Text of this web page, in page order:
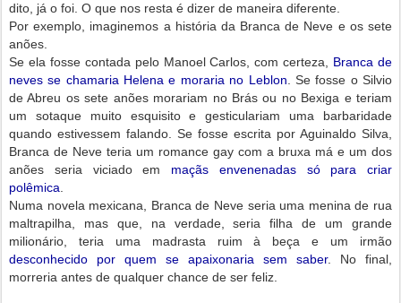
dito, já o foi. O que nos resta é dizer de maneira diferente.
Por exemplo, imaginemos a história da Branca de Neve e os sete
anões.
Se ela fosse contada pelo Manoel Carlos, com certeza, Branca de
neves se chamaria Helena e moraria no Leblon . Se fosse o Silvio
de Abreu os sete anões morariam no Brás ou no Bexiga e teriam
um sotaque muito esquisito e gesticulariam uma barbaridade
quando estivessem falando. Se fosse escrita por Aguinaldo Silva,
Branca de Neve teria um romance gay com a bruxa má e um dos
anões seria viciado em maçãs envenenadas só para criar
polêmica
Numa novela mexicana, Branca de Neve seria uma menina de rua
maltrapilha, mas que, na verdade, seria filha de um grande
milionário, teria uma madrasta ruim à beça e um irmão
desconhecido por quem se apaixonaria sem saber. No final,
morreria antes de qualquer chance de ser feliz.